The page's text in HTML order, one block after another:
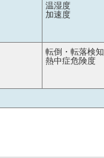
温湿度
加速度
転倒・転落検知
熱中症危険度